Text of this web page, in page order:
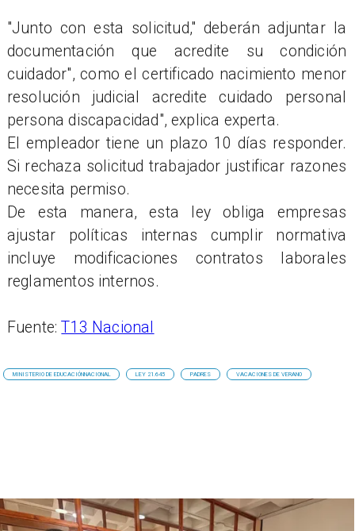
"Junto con esta solicitud," deberán adjuntar la
documentación que acredite su condición
cuidador", como el certificado nacimiento menor
resolución judicial acredite cuidado personal
persona discapacidad", explica experta.
El empleador tiene un plazo 10 días responder.
Si rechaza solicitud trabajador justificar razones
necesita permiso.
De esta manera, esta ley obliga empresas
ajustar políticas internas cumplir normativa
incluye modificaciones contratos laborales
reglamentos internos.
Fuente:T13 Nacional
MINISTERIO DE EDUCACIÓNNACIONAL LEY 21.645 PADRES VACACIONES DE VERANO